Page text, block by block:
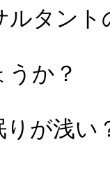
ルタント
か？
が浅い